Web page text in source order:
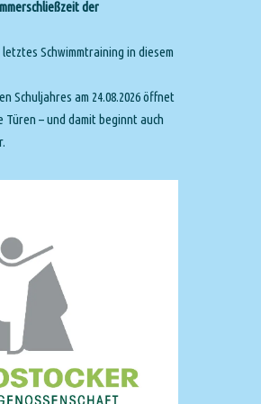
der
Schwimmtraining in diesem
Schuljahres am 24.08.2026 öffnet
Türen – und damit beginnt auch